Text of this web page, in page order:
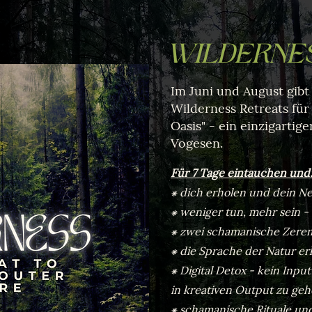
Im Juni und August
Wilderness Retreats
Oasis" - ein
Vogesen.
Für 7 Tage eintauchen und:
⁕ dich erholen und dein
⁕ weniger tun, mehr sein
⁕ zwei schamanische
⁕ die Sprache der Natur
⁕ Digital Detox - kein
in kreativen Output zu
⁕ schamanische Rituale